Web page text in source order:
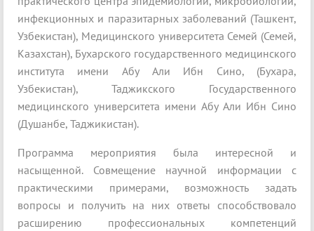
инфекционных и паразитарных заболеваний (Ташкент,
Узбекистан), Медицинского университета Семей (Семей,
Казахстан), Бухарского государственного медицинского
института имени Абу Али Ибн Сино, (Бухара,
Узбекистан), Таджикского Государственного
медицинского университета имени Абу Али Ибн Сино
(Душанбе, Таджикистан).
Программа мероприятия была интересной и
насыщенной. Совмещение научной информации с
практическими примерами, возможность задать
вопросы и получить на них ответы способствовало
расширению профессиональных компетенций